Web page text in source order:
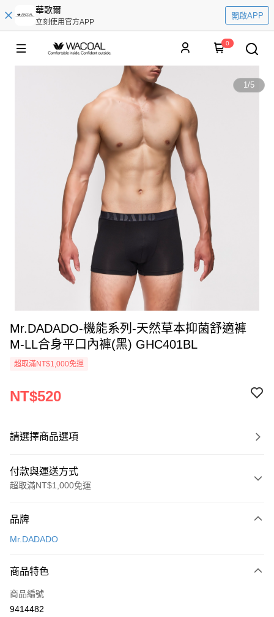
華歌爾
立刻使用官方APP
開啟APP
0
1/5
Mr.DADADO-機能系列-天然草本抑菌舒適褲
M-LL合身平口內褲(黑) GHC401BL
超取滿NT$1,000免運
NT$520
請選擇商品選項
付款與運送方式
超取滿NT$1,000免運
信用卡一次付款
LINE Pay
街口支付
品牌
Mr.DADADO
商品特色
商品編號
9414482